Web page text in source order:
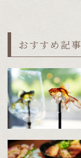
おすすめ記事